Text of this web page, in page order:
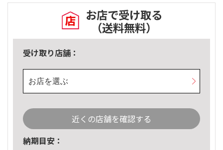
お店で受け取る
（送料無料）
受け取り店舗：
お店を選ぶ
近くの店舗を確認する
納期目安：